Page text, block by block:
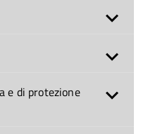
e di protezione